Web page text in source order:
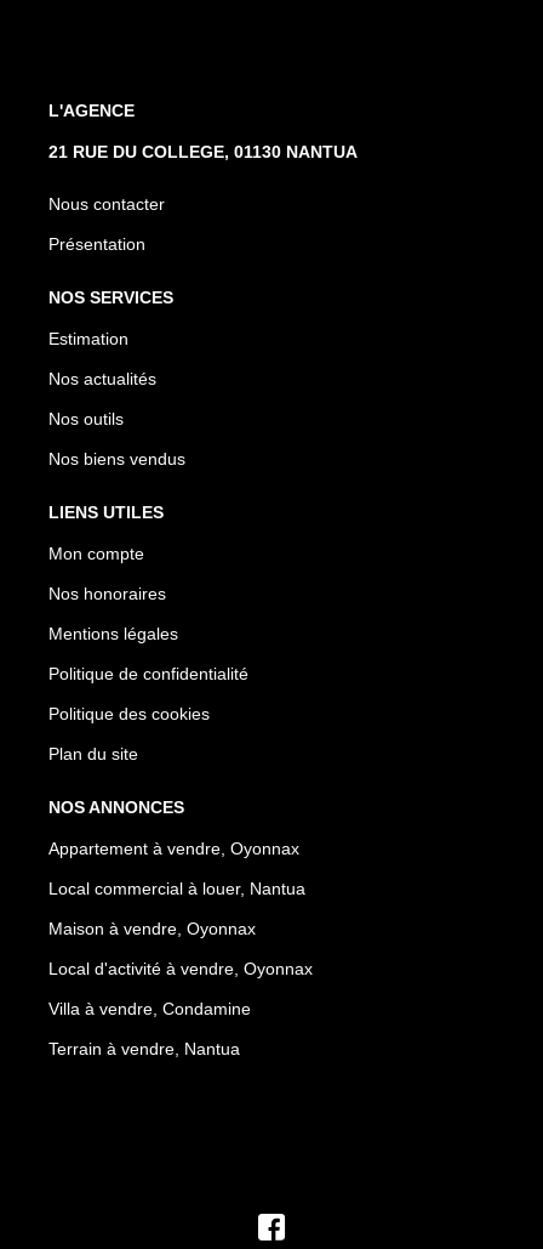
L'AGENCE
21 RUE DU COLLEGE, 01130 NANTUA
Nous contacter
Présentation
NOS SERVICES
Estimation
Nos actualités
Nos outils
Nos biens vendus
LIENS UTILES
Mon compte
Nos honoraires
Mentions légales
Politique de confidentialité
Politique des cookies
Plan du site
NOS ANNONCES
Appartement à vendre, Oyonnax
Local commercial à louer, Nantua
Maison à vendre, Oyonnax
Local d'activité à vendre, Oyonnax
Villa à vendre, Condamine
Terrain à vendre, Nantua